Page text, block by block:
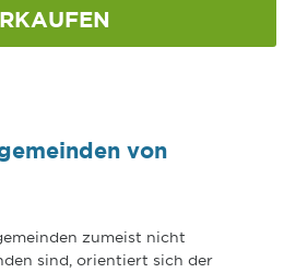
von
zumeist nicht
sind, orientiert sich der